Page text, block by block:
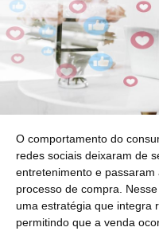
O comportamento do
redes sociais deixaram de
entretenimento e
processo de compra.
uma estratégia que integra
permitindo que a venda